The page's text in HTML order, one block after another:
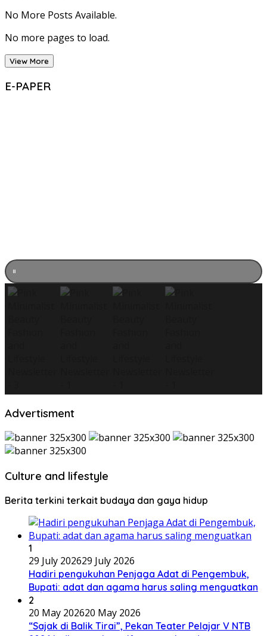
No More Posts Available.
No more pages to load.
View More
E-PAPER
Advertisment
Culture and lifestyle
Berita terkini terkait budaya dan gaya hidup
1
29 July 202629 July 2026
Hadiri pengukuhan Penjaga Adat di Pengembuk,
Bupati: adat dan agama harus saling menguatkan
2
20 May 202620 May 2026
“Sajak di Balik Tirai”, Pekan Teater Pelajar V NTB